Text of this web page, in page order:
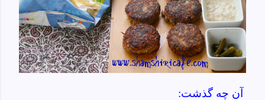
آن چه گذشت: